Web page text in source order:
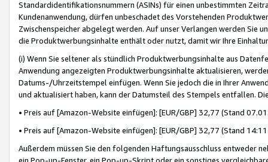
Standardidentifikationsnummern (ASINs) für einen unbestimmten
Kundenanwendung, dürfen unbeschadet des Vorstehenden
Zwischenspeicher abgelegt werden. Auf unser Verlangen werden Sie
die Produktwerbungsinhalte enthält oder nutzt, damit wir Ihre
(i) Wenn Sie seltener als stündlich Produktwerbungsinhalte aus
Anwendung angezeigten Produktwerbungsinhalte aktualisieren,
Datums-/Uhrzeitstempel einfügen. Wenn Sie jedoch die in Ihrer
und aktualisiert haben, kann der Datumsteil des Stempels entfallen.
• Preis auf [Amazon-Website einfügen]: [EUR/GBP] 32,77 (Stand
• Preis auf [Amazon-Website einfügen]: [EUR/GBP] 32,77 (Stand
Außerdem müssen Sie den folgenden Haftungsausschluss entweder
ein Pop-up-Fenster, ein Pop-up-Skript oder ein sonstiges